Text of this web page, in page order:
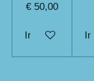
€ 50,00
In winkelwagen